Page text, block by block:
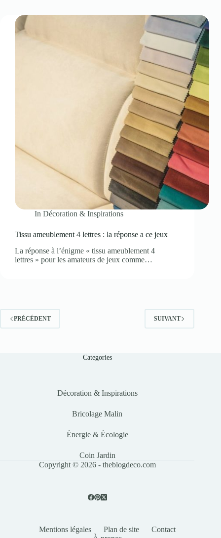
In Décoration & Inspirations
Tissu ameublement 4 lettres : la réponse a ce jeux
La réponse à l’énigme « tissu ameublement 4
lettres » pour les amateurs de jeux comme…
PRÉCÉDENT SUIVANT
Categories
Décoration & Inspirations
Bricolage Malin
Énergie & Écologie
Coin Jardin
Copyright © 2026 - theblogdeco.com
Mentions légales Plan de site
Contact